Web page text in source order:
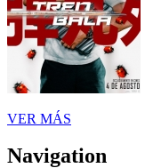
VER MÁS
Navigation